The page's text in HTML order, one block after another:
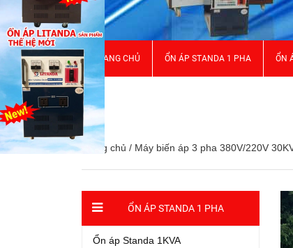
TRANG CHỦ ỔN ÁP STANDA 1 PHA ỔN
Trang chủ / Máy biến áp 3 pha 380V/220V
ỔN ÁP STANDA 1 PHA
Ổn áp Standa 1KVA